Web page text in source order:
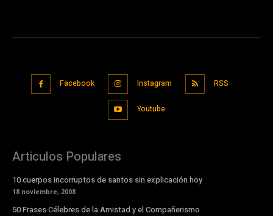
Facebook Instagram RSS
Youtube
Articulos Populares
10 cuerpos incorruptos de santos sin explicación hoy
18 noviembre, 2008
50 Frases Célebres de la Amistad y el Compañerismo